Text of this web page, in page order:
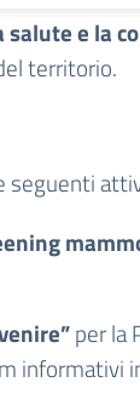
e la
territorio.
seguenti
per la